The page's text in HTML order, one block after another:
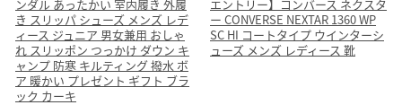
ンダル あったかい 室内履き 外履
き スリッパ シューズ メンズ レデ
ィース ジュニア 男女兼用 おしゃ
れ スリッポン つっかけ ダウン キ
ャンプ 防寒 キルティング 撥水 ボ
ア 暖かい プレゼント ギフト ブラ
ック カーキ
エントリー】コンバース ネクスタ
ー CONVERSE NEXTAR 1360 WP
SC HI コートタイプ ウインターシ
ューズ メンズ レディース 靴